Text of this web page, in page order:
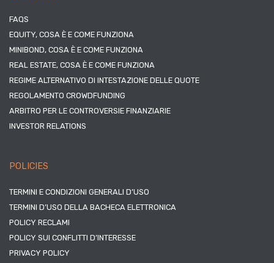
FAQS
EQUITY, COSA È E COME FUNZIONA
MINIBOND, COSA È E COME FUNZIONA
REAL ESTATE, COSA È E COME FUNZIONA
REGIME ALTERNATIVO DI INTESTAZIONE DELLE QUOTE
REGOLAMENTO CROWDFUNDING
ARBITRO PER LE CONTROVERSIE FINANZIARIE
INVESTOR RELATIONS
POLICIES
TERMINI E CONDIZIONI GENERALI D’USO
TERMINI D’USO DELLA BACHECA ELETTRONICA
POLICY RECLAMI
POLICY SUI CONFLITTI D’INTERESSE
PRIVACY POLICY